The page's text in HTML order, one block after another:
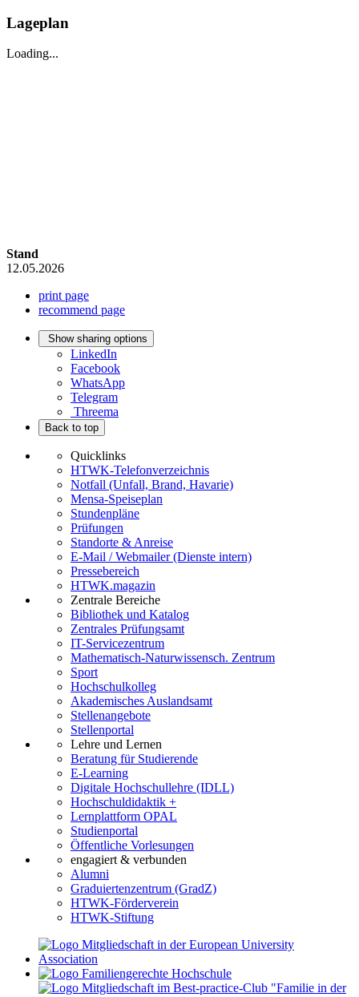
Lageplan
Loading...
Stand
12.05.2026
print page
recommend page
Show sharing options
LinkedIn
Facebook
WhatsApp
Telegram
Threema
Back to top
Quicklinks
HTWK-Telefonverzeichnis
Notfall (Unfall, Brand, Havarie)
Mensa-Speiseplan
Stundenpläne
Prüfungen
Standorte & Anreise
E-Mail / Webmailer (Dienste intern)
Pressebereich
HTWK.magazin
Zentrale Bereiche
Bibliothek und Katalog
Zentrales Prüfungsamt
IT-Servicezentrum
Mathematisch-Naturwissensch. Zentrum
Sport
Hochschulkolleg
Akademisches Auslandsamt
Stellenangebote
Stellenportal
Lehre und Lernen
Beratung für Studierende
E-Learning
Digitale Hochschullehre (IDLL)
Hochschuldidaktik +
Lernplattform OPAL
Studienportal
Öffentliche Vorlesungen
engagiert & verbunden
Alumni
Graduiertenzentrum (GradZ)
HTWK-Förderverein
HTWK-Stiftung